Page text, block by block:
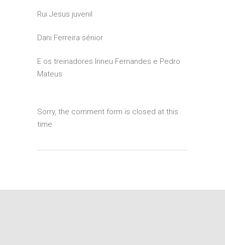
Rui Jesus juvenil
Dani Ferreira sénior
E os treinadores Irineu Fernandes e Pedro
Mateus
Sorry, the comment form is closed at this
time.